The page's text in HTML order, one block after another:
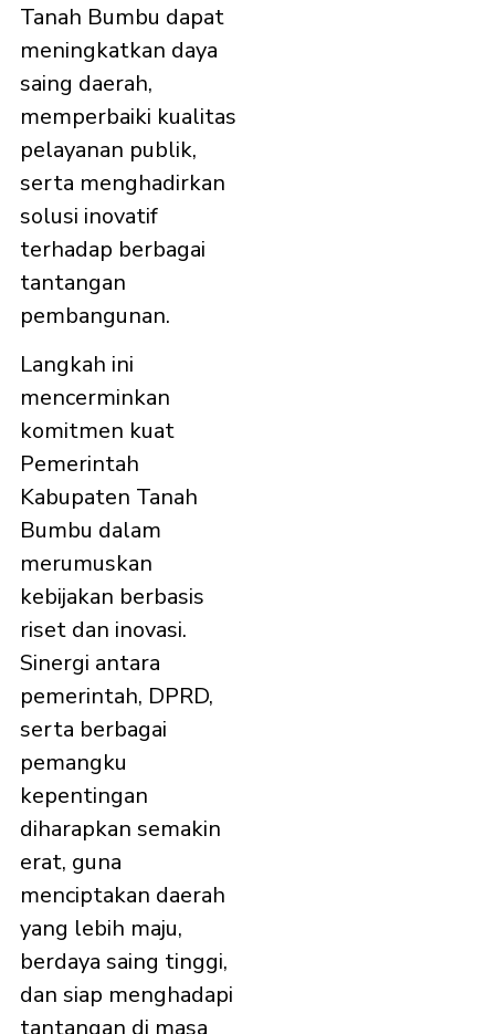
Tanah Bumbu dapat
meningkatkan daya
saing daerah,
memperbaiki kualitas
pelayanan publik,
serta menghadirkan
solusi inovatif
terhadap berbagai
tantangan
pembangunan.
Langkah ini
mencerminkan
komitmen kuat
Pemerintah
Kabupaten Tanah
Bumbu dalam
merumuskan
kebijakan berbasis
riset dan inovasi.
Sinergi antara
pemerintah, DPRD,
serta berbagai
pemangku
kepentingan
diharapkan semakin
erat, guna
menciptakan daerah
yang lebih maju,
berdaya saing tinggi,
dan siap menghadapi